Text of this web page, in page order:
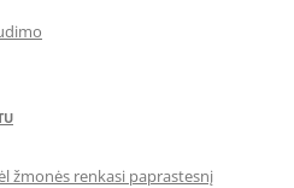
žmonės renkasi paprastesnį